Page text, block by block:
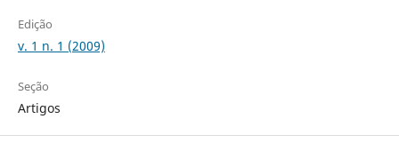
Edição
v. 1 n. 1 (2009)
Seção
Artigos